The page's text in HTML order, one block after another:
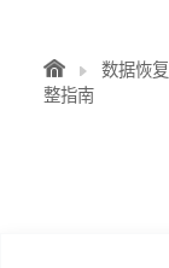
数据恢复
整指南